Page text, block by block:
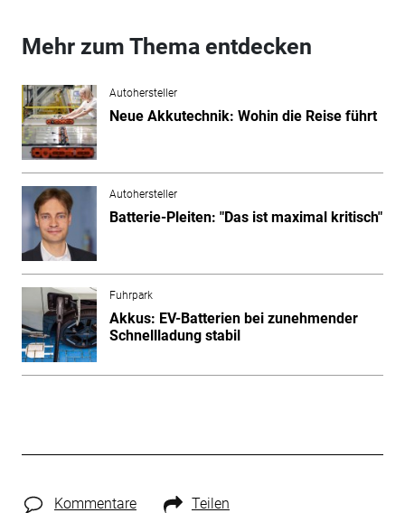
Mehr zum Thema entdecken
Autohersteller
Neue Akkutechnik: Wohin die Reise führt
Autohersteller
Batterie-Pleiten: "Das ist maximal kritisch"
Fuhrpark
Akkus: EV-Batterien bei zunehmender
Schnellladung stabil
Kommentare Teilen